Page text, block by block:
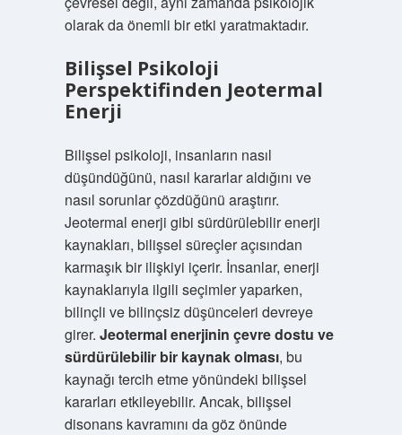
olarak da önemli bir etki yaratmaktadır.
Bilişsel Psikoloji
Perspektifinden Jeotermal
Enerji
Bilişsel psikoloji, insanların nasıl
düşündüğünü, nasıl kararlar aldığını ve
nasıl sorunlar çözdüğünü araştırır.
Jeotermal enerji gibi sürdürülebilir enerji
kaynakları, bilişsel süreçler açısından
karmaşık bir ilişkiyi içerir. İnsanlar, enerji
kaynaklarıyla ilgili seçimler yaparken,
bilinçli ve bilinçsiz düşünceleri devreye
girer. Jeotermal enerjinin çevre dostu ve
sürdürülebilir bir kaynak olması, bu
kaynağı tercih etme yönündeki bilişsel
kararları etkileyebilir. Ancak, bilişsel
disonans kavramını da göz önünde